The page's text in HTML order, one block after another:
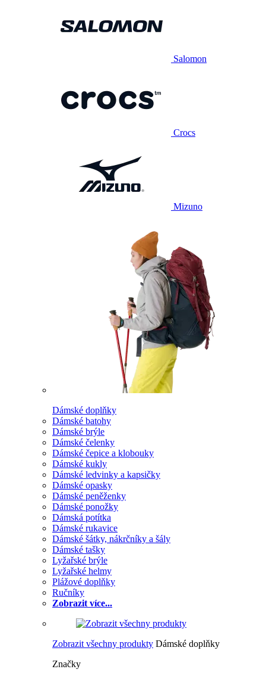
Salomon
Crocs
Mizuno
Dámské doplňky
Dámské batohy
Dámské brýle
Dámské čelenky
Dámské čepice a klobouky
Dámské kukly
Dámské ledvinky a kapsičky
Dámské opasky
Dámské peněženky
Dámské ponožky
Dámská potítka
Dámské rukavice
Dámské šátky, nákrčníky a šály
Dámské tašky
Lyžařské brýle
Lyžařské helmy
Plážové doplňky
Ručníky
Zobrazit více...
Zobrazit všechny produkty Dámské doplňky
Značky